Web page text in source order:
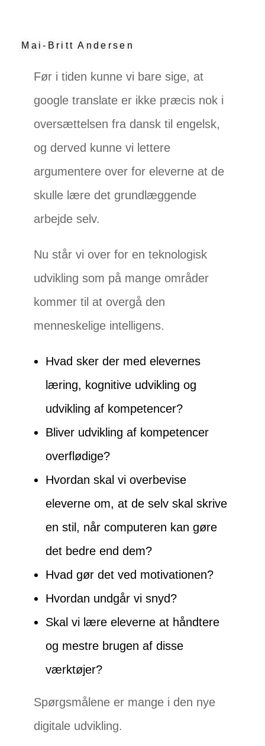
Mai-Britt Andersen
Før i tiden kunne vi bare sige, at
google translate er ikke præcis nok i
oversættelsen fra dansk til engelsk,
og derved kunne vi lettere
argumentere over for eleverne at de
skulle lære det grundlæggende
arbejde selv.
Nu står vi over for en teknologisk
udvikling som på mange områder
kommer til at overgå den
menneskelige intelligens.
Hvad sker der med elevernes
læring, kognitive udvikling og
udvikling af kompetencer?
Bliver udvikling af kompetencer
overflødige?
Hvordan skal vi overbevise
eleverne om, at de selv skal skrive
en stil, når computeren kan gøre
det bedre end dem?
Hvad gør det ved motivationen?
Hvordan undgår vi snyd?
Skal vi lære eleverne at håndtere
og mestre brugen af disse
værktøjer?
Spørgsmålene er mange i den nye
digitale udvikling.